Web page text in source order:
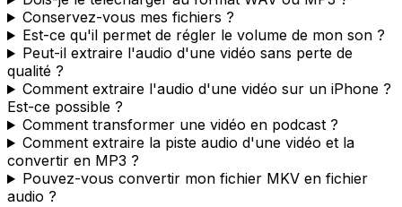
Conservez-vous mes fichiers ?
Est-ce qu'il permet de régler le volume de mon son ?
Peut-il extraire l'audio d'une vidéo sans perte de
qualité ?
Comment extraire l'audio d'une vidéo sur un iPhone ?
Est-ce possible ?
Comment transformer une vidéo en podcast ?
Comment extraire la piste audio d'une vidéo et la
convertir en MP3 ?
Pouvez-vous convertir mon fichier MKV en fichier
audio ?